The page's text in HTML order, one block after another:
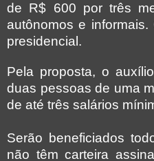
de R$ 600 por três
autônomos e
presidencial.
Pela proposta, o
duas pessoas de uma
de até três salários
Serão beneficiados
não têm carteira